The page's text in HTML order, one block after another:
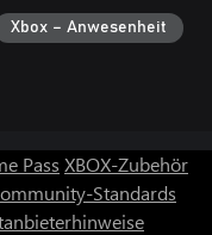
Xbox – Anwesenheit
Pass XBOX-Zubehör
Standards